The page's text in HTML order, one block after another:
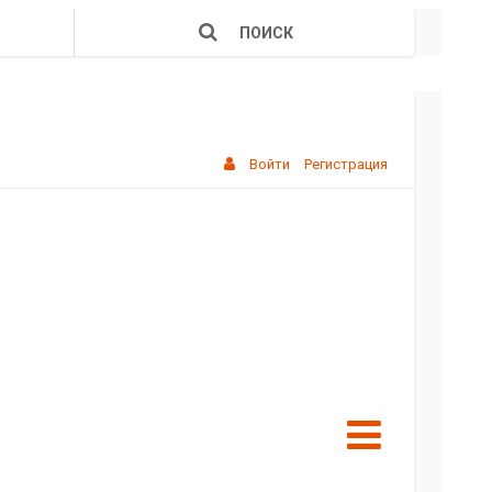
ПОИСК
Войти Регистрация